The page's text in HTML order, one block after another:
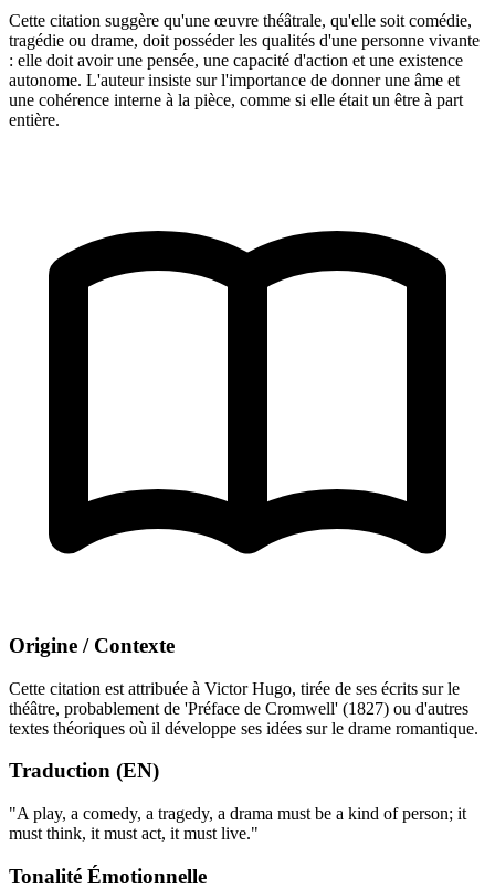
Cette citation suggère qu'une œuvre théâtrale, qu'elle soit comédie,
tragédie ou drame, doit posséder les qualités d'une personne vivante
: elle doit avoir une pensée, une capacité d'action et une existence
autonome. L'auteur insiste sur l'importance de donner une âme et
une cohérence interne à la pièce, comme si elle était un être à part
entière.
Origine / Contexte
Cette citation est attribuée à Victor Hugo, tirée de ses écrits sur le
théâtre, probablement de 'Préface de Cromwell' (1827) ou d'autres
textes théoriques où il développe ses idées sur le drame romantique.
Traduction (EN)
"A play, a comedy, a tragedy, a drama must be a kind of person; it
must think, it must act, it must live."
Tonalité Émotionnelle